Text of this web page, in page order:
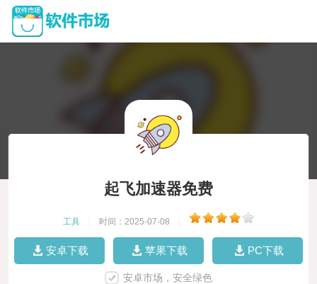
起飞加速器免费
工具 时间：2025-07-08
安卓下载 苹果下载 PC下载
安卓市场，安全绿色